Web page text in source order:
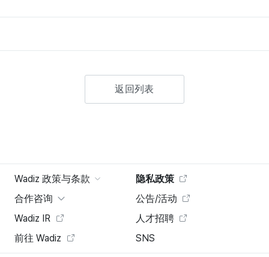
返回列表
Wadiz 政策与条款
隐私政策
合作咨询
公告/活动
Wadiz IR
人才招聘
前往 Wadiz
SNS